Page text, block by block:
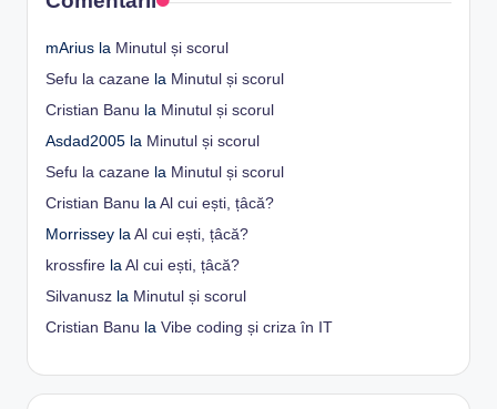
mArius la Minutul și scorul
Sefu la cazane la Minutul și scorul
Cristian Banu la Minutul și scorul
Asdad2005 la Minutul și scorul
Sefu la cazane la Minutul și scorul
Cristian Banu la Al cui ești, țâcă?
Morrissey la Al cui ești, țâcă?
krossfire la Al cui ești, țâcă?
Silvanusz la Minutul și scorul
Cristian Banu la Vibe coding și criza în IT